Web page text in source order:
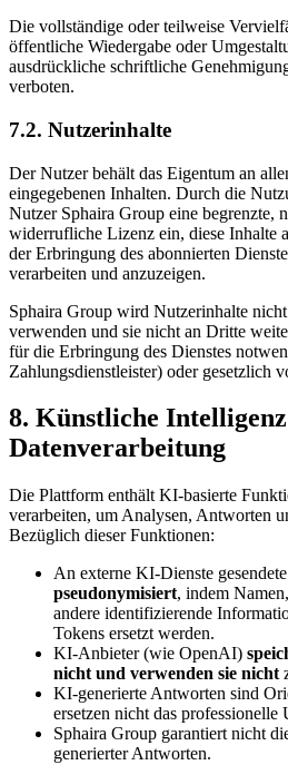
Die vollständige oder teilweise
öffentliche Wiedergabe oder
ausdrückliche schriftliche
verboten.
7.2. Nutzerinhalte
Der Nutzer behält das Eigentum an
eingegebenen Inhalten. Durch die
Nutzer Sphaira Group eine begrenzte,
widerrufliche Lizenz ein, diese Inhalte
der Erbringung des abonnierten
verarbeiten und anzuzeigen.
Sphaira Group wird Nutzerinhalte
verwenden und sie nicht an Dritte
für die Erbringung des Dienstes
Zahlungsdienstleister) oder gesetzlich
8. Künstliche
Datenverarbeitung
Die Plattform enthält KI-basierte
verarbeiten, um Analysen, Antworten
Bezüglich dieser Funktionen:
An externe KI-Dienste
pseudonymisiert, indem
andere identifizierende
Tokens ersetzt werden.
KI-Anbieter (wie OpenAI)
nicht und verwenden sie nicht
KI-generierte Antworten sind
ersetzen nicht das professionelle
Sphaira Group garantiert nicht
generierter Antworten.